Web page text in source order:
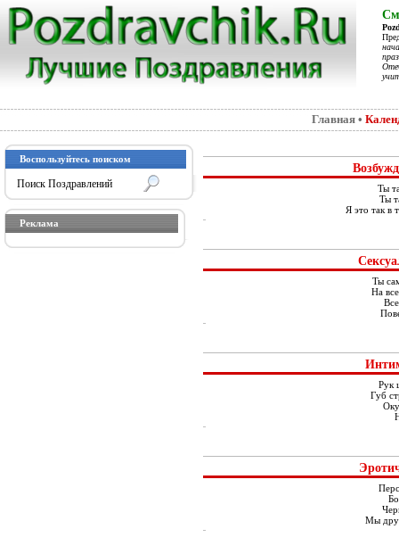
Главная •
Воспользуйтесь поиском
Реклама
Ты
Ты
Я это так в
Ты
На
Рук
Губ
Мы